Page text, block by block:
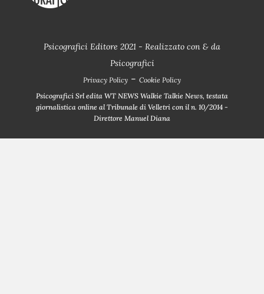
Psicografici Editore 2021 - Realizzato con & da
Psicografici
Privacy Policy - Cookie Policy
Psicografici Srl edita WT NEWS Walkie Talkie News, testata
giornalistica online al Tribunale di Velletri con il n. 10/2014 -
Direttore Manuel Diana